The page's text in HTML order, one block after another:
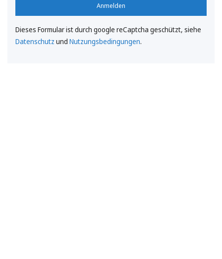
Anmelden
Dieses Formular ist durch google reCaptcha geschützt, siehe
Datenschutz und Nutzungsbedingungen.